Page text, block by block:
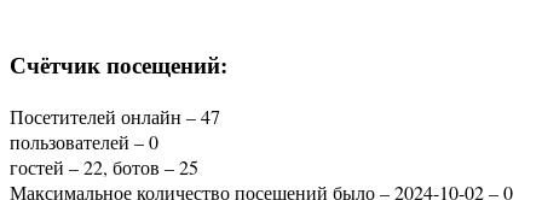
Счётчик посещений:
Посетителей онлайн – 47
пользователей – 0
гостей – 22, ботов – 25
Максимальное количество посещений было – 2024-10-02 – 0